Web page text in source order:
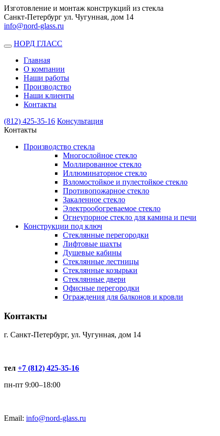
Изготовление и монтаж конструкций из стекла
Санкт-Петербург ул. Чугунная, дом 14
info@nord-glass.ru
Toggle
navigation
НОРД ГЛАСС
Главная
О компании
Наши работы
Производство
Наши клиенты
Контакты
(812) 425-35-16 Консультация
Контакты
Производство стекла
Многослойное стекло
Моллированное стекло
Иллюминаторное стекло
Взломостойкое и пулестойкое стекло
Противопожарное стекло
Закаленное стекло
Электрообогреваемое стекло
Огнеупорное стекло для камина и печи
Конструкции под ключ
Стеклянные перегородки
Лифтовые шахты
Душевые кабины
Cтеклянные лестницы
Cтеклянные козырьки
Cтеклянные двери
Офисные перегородки
Ограждения для балконов и кровли
Контакты
г. Санкт-Петербург, ул. Чугунная, дом 14
тел +7 (812) 425-35-16
пн-пт 9:00–18:00
Email: info@nord-glass.ru